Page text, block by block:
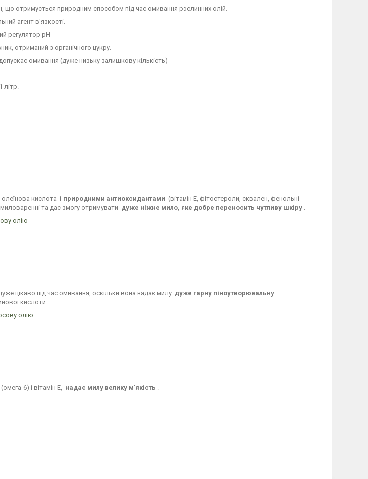
що отримується природним способом під час омивання рослинних олій.
агент в'язкості.
регулятор pH
отриманий з органічного цукру.
омивання (дуже низьку залишкову кількість)
літр.
кислота і природними антиоксидантами (вітамін Е, фітостероли, сквален, фенольні
та дає змогу отримувати дуже ніжне мило, яке добре переносить чутливу шкіру .
олію
цікаво під час омивання, оскільки вона надає милу дуже гарну піноутворювальну
кислоти.
олію
6) і вітамін Е, надає милу велику м'якість .